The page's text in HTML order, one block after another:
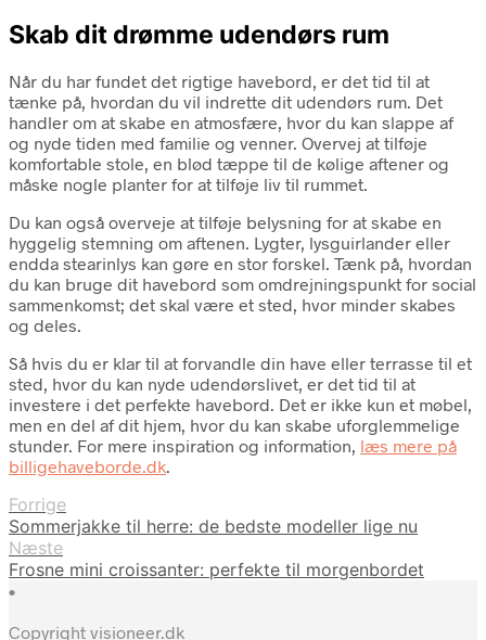
Skab dit drømme udendørs rum
Når du har fundet det rigtige havebord, er det tid til at
tænke på, hvordan du vil indrette dit udendørs rum. Det
handler om at skabe en atmosfære, hvor du kan slappe af
og nyde tiden med familie og venner. Overvej at tilføje
komfortable stole, en blød tæppe til de kølige aftener og
måske nogle planter for at tilføje liv til rummet.
Du kan også overveje at tilføje belysning for at skabe en
hyggelig stemning om aftenen. Lygter, lysguirlander eller
endda stearinlys kan gøre en stor forskel. Tænk på, hvordan
du kan bruge dit havebord som omdrejningspunkt for social
sammenkomst; det skal være et sted, hvor minder skabes
og deles.
Så hvis du er klar til at forvandle din have eller terrasse til et
sted, hvor du kan nyde udendørslivet, er det tid til at
investere i det perfekte havebord. Det er ikke kun et møbel,
men en del af dit hjem, hvor du kan skabe uforglemmelige
stunder. For mere inspiration og information, læs mere på
billigehaveborde.dk.
Forrige
Sommerjakke til herre: de bedste modeller lige nu
Næste
Frosne mini croissanter: perfekte til morgenbordet
•
Copyright visioneer.dk